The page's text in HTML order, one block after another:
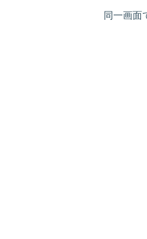
同一画面